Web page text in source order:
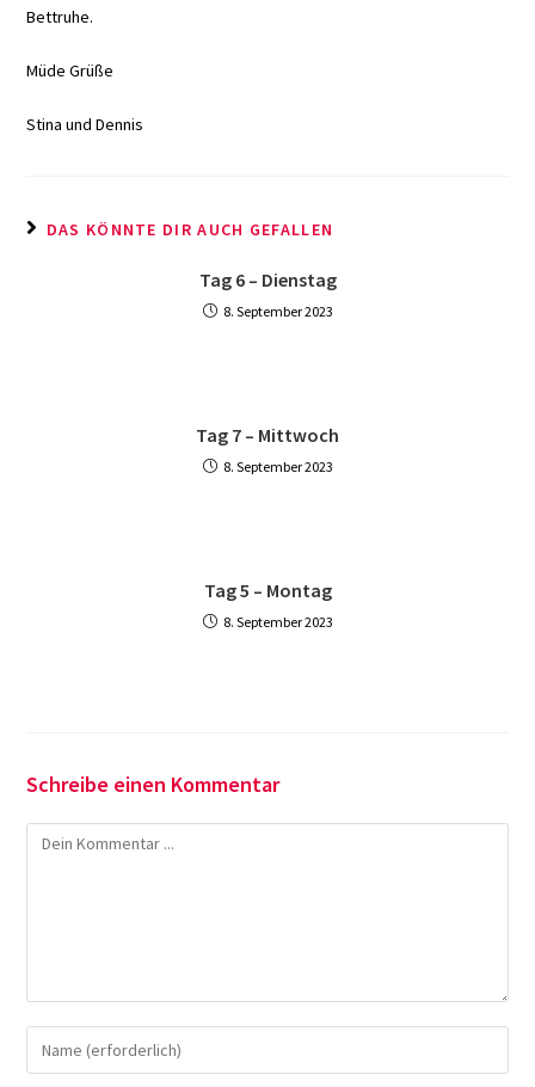
Bettruhe.
Müde Grüße
Stina und Dennis
DAS KÖNNTE DIR AUCH GEFALLEN
Tag 6 – Dienstag
8. September 2023
Tag 7 – Mittwoch
8. September 2023
Tag 5 – Montag
8. September 2023
Schreibe einen Kommentar
Kommentieren
deinen